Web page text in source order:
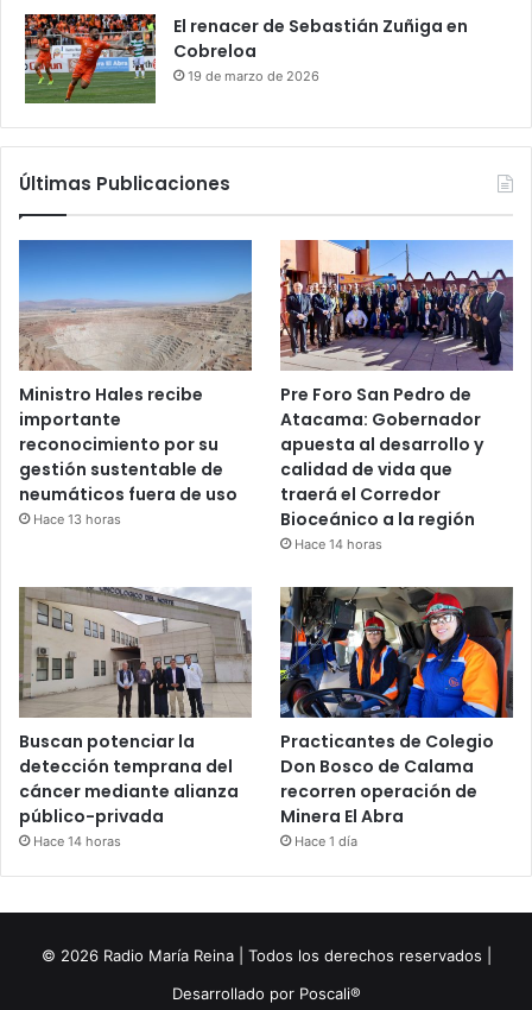
El renacer de Sebastián Zuñiga en
Cobreloa
19 de marzo de 2026
Últimas Publicaciones
Ministro Hales recibe
importante
reconocimiento por su
gestión sustentable de
neumáticos fuera de uso
Hace 13 horas
Pre Foro San Pedro de
Atacama: Gobernador
apuesta al desarrollo y
calidad de vida que
traerá el Corredor
Bioceánico a la región
Hace 14 horas
Buscan potenciar la
detección temprana del
cáncer mediante alianza
público-privada
Hace 14 horas
Practicantes de Colegio
Don Bosco de Calama
recorren operación de
Minera El Abra
Hace 1 día
© 2026 Radio María Reina | Todos los derechos reservados |
Desarrollado por Poscali®